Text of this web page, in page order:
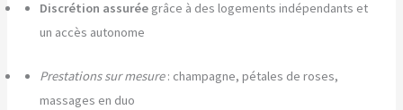
Discrétion assurée grâce à des logements indépendants et
un accès autonome
Prestations sur mesure: champagne, pétales de roses,
massages en duo